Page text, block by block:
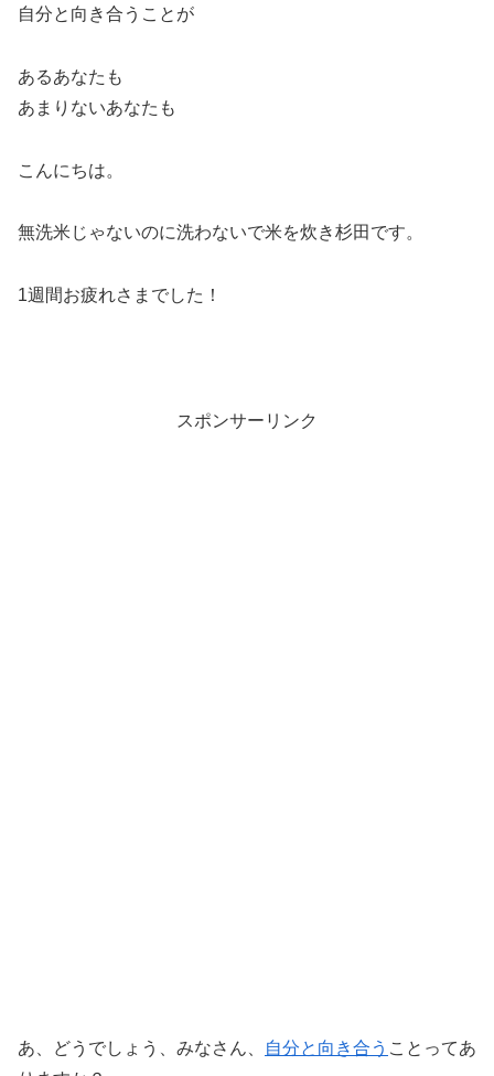
自分と向き合うことが
あるあなたも
あまりないあなたも
こんにちは。
無洗米じゃないのに洗わないで米を炊き杉田です。
1週間お疲れさまでした！
スポンサーリンク
あ、どうでしょう、みなさん、 自分と向き合う ことってあ